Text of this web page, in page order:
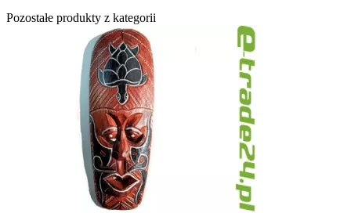
Pozostałe produkty z kategorii